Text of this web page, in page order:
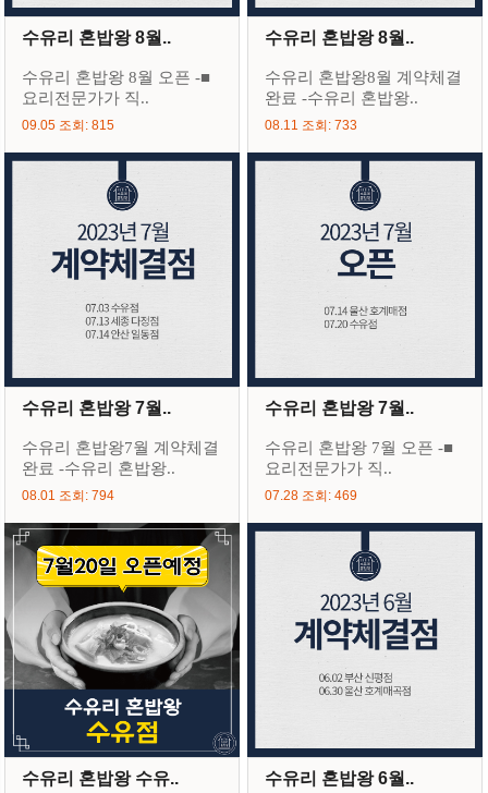
수유리 혼밥왕 8월..
수유리 혼밥왕 8월 오픈 -■
요리전문가가 직..
09.05 조회: 815
수유리 혼밥왕 8월..
수유리 혼밥왕8월 계약체결
완료 -수유리 혼밥왕..
08.11 조회: 733
수유리 혼밥왕 7월..
수유리 혼밥왕7월 계약체결
완료 -수유리 혼밥왕..
08.01 조회: 794
수유리 혼밥왕 7월..
수유리 혼밥왕 7월 오픈 -■
요리전문가가 직..
07.28 조회: 469
수유리 혼밥왕 수유.. 수유리 혼밥왕 6월..